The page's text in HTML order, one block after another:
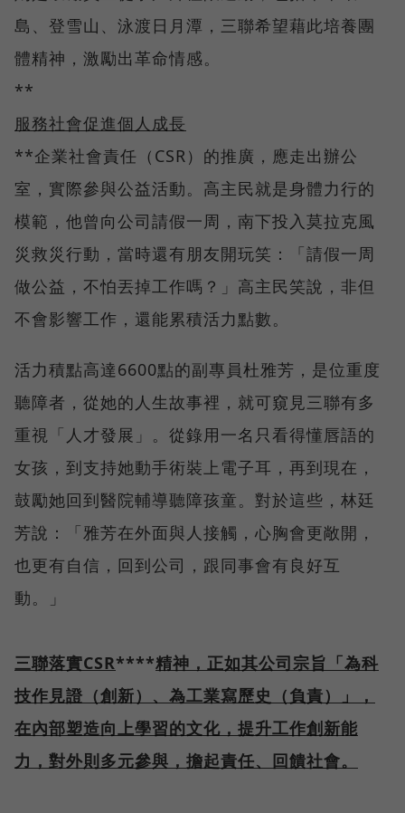
島、登雪山、泳渡日月潭，三聯希望藉此培養團
體精神，激勵出革命情感。
**
服務社會促進個人成長
**企業社會責任（CSR）的推廣，應走出辦公
室，實際參與公益活動。高主民就是身體力行的
模範，他曾向公司請假一周，南下投入莫拉克風
災救災行動，當時還有朋友開玩笑：「請假一周
做公益，不怕丟掉工作嗎？」高主民笑說，非但
不會影響工作，還能累積活力點數。
活力積點高達6600點的副專員杜雅芳，是位重度
聽障者，從她的人生故事裡，就可窺見三聯有多
重視「人才發展」。從錄用一名只看得懂唇語的
女孩，到支持她動手術裝上電子耳，再到現在，
鼓勵她回到醫院輔導聽障孩童。對於這些，林廷
芳說：「雅芳在外面與人接觸，心胸會更敞開，
也更有自信，回到公司，跟同事會有良好互
動。」
三聯落實CSR****精神，正如其公司宗旨「為科
技作見證（創新）、為工業寫歷史（負責）」，
在內部塑造向上學習的文化，提升工作創新能
力，對外則多元參與，擔起責任、回饋社會。